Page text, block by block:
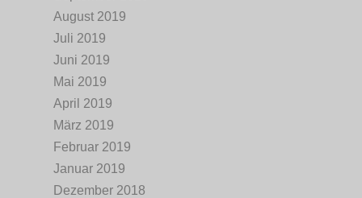
August 2019
Juli 2019
Juni 2019
Mai 2019
April 2019
März 2019
Februar 2019
Januar 2019
Dezember 2018